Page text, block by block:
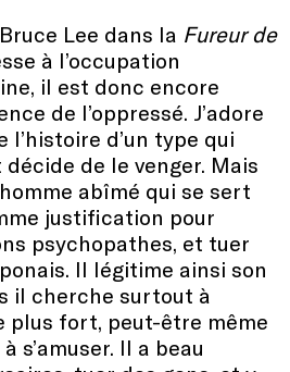
Lee dans la Fureur de
à l’occupation
il est donc encore
de l’oppressé. J’adore
d’un type qui
de le venger. Mais
abîmé qui se sert
justification pour
psychopathes, et tuer
Il légitime ainsi son
il cherche surtout à
plus fort, peut-être même
s’amuser. Il a beau